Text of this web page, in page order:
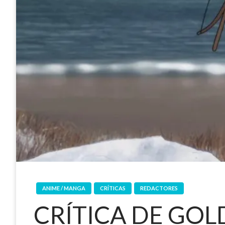
ANIME / MANGA CRÍTICAS REDACTORES
CRÍTICA DE